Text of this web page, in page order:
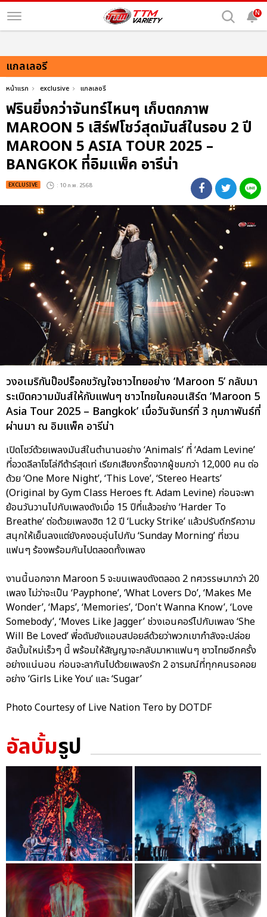
N
แกลเลอรี
หน้าแรก exclusive แกลเลอรี
ฟรินยิ่งกว่าจันทร์ไหนๆ เก็บตกภาพ
MAROON 5 เสิร์ฟโชว์สุดมันส์ในรอบ 2 ปี
MAROON 5 ASIA TOUR 2025 –
BANGKOK ที่อิมแพ็ค อารีน่า
EXCLUSIVE : 10 ก.พ. 2568
วงอเมริกันป็อปร็อคขวัญใจชาวไทยอย่าง ‘Maroon 5’ กลับมา
ระเบิดความมันส์ให้กับแฟนๆ ชาวไทยในคอนเสิร์ต ‘Maroon 5
Asia Tour 2025 – Bangkok’ เมื่อวันจันทร์ที่ 3 กุมภาพันธ์ที่
ผ่านมา ณ อิมแพ็ค อารีน่า
เปิดโชว์ด้วยเพลงมันส์ในตำนานอย่าง ‘Animals’ ที่ ‘Adam Levine’
ที่อวดลีลาโซโล่กีต้าร์สุดเท่ เรียกเสียงกรี๊ดจากผู้ชมกว่า 12,000 คน ต่อ
ด้วย ‘One More Night’, ‘This Love’, ‘Stereo Hearts’
(Original by Gym Class Heroes ft. Adam Levine) ก่อนจะพา
ย้อนวันวานไปกับเพลงดังเมื่อ 15 ปีที่แล้วอย่าง ‘Harder To
Breathe’ ต่อด้วยเพลงฮิต 12 ปี ‘Lucky Strike’ แล้วปรับดีกรีความ
สนุกให้เย็นลงแต่ยังคงอบอุ่นไปกับ ‘Sunday Morning’ ที่ชวน
แฟนๆ ร้องพร้อมกันไปตลอดทั้งเพลง
งานนี้นอกจาก Maroon 5 จะขนเพลงดังตลอด 2 ทศวรรษมากว่า 20
เพลง ไม่ว่าจะเป็น ‘Payphone’, ‘What Lovers Do’, ‘Makes Me
Wonder’, ‘Maps’, ‘Memories’, ‘Don't Wanna Know’, ‘Love
Somebody’, ‘Moves Like Jagger’ ช่วงเอนคอร์ไปกับเพลง ‘She
Will Be Loved’ พี่อดัมยังแอบสปอยล์ด้วยว่าพวกเขากำลังจะปล่อย
อัลบั้มใหม่เร็วๆ นี้ พร้อมให้สัญญาจะกลับมาหาแฟนๆ ชาวไทยอีกครั้ง
อย่างแน่นอน ก่อนจะลากันไปด้วยเพลงรัก 2 อารมณ์ที่ทุกคนรอคอย
อย่าง ‘Girls Like You’ และ ‘Sugar’
Photo Courtesy of Live Nation Tero by DOTDF
อัลบั้มรูป